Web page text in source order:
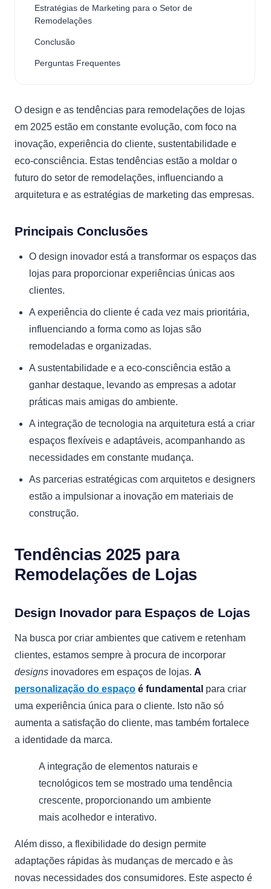
Estratégias de Marketing para o Setor de
Remodelações
Conclusão
Perguntas Frequentes
O design e as tendências para remodelações de lojas
em 2025 estão em constante evolução, com foco na
inovação, experiência do cliente, sustentabilidade e
eco-consciência. Estas tendências estão a moldar o
futuro do setor de remodelações, influenciando a
arquitetura e as estratégias de marketing das empresas.
Principais Conclusões
O design inovador está a transformar os espaços das
lojas para proporcionar experiências únicas aos
clientes.
A experiência do cliente é cada vez mais prioritária,
influenciando a forma como as lojas são
remodeladas e organizadas.
A sustentabilidade e a eco-consciência estão a
ganhar destaque, levando as empresas a adotar
práticas mais amigas do ambiente.
A integração de tecnologia na arquitetura está a criar
espaços flexíveis e adaptáveis, acompanhando as
necessidades em constante mudança.
As parcerias estratégicas com arquitetos e designers
estão a impulsionar a inovação em materiais de
construção.
Tendências 2025 para
Remodelações de Lojas
Design Inovador para Espaços de Lojas
Na busca por criar ambientes que cativem e retenham
clientes, estamos sempre à procura de incorporar
designs inovadores em espaços de lojas. A
personalização do espaço é fundamental para criar
uma experiência única para o cliente. Isto não só
aumenta a satisfação do cliente, mas também fortalece
a identidade da marca.
A integração de elementos naturais e
tecnológicos tem se mostrado uma tendência
crescente, proporcionando um ambiente
mais acolhedor e interativo.
Além disso, a flexibilidade do design permite
adaptações rápidas às mudanças de mercado e às
novas necessidades dos consumidores. Este aspecto é